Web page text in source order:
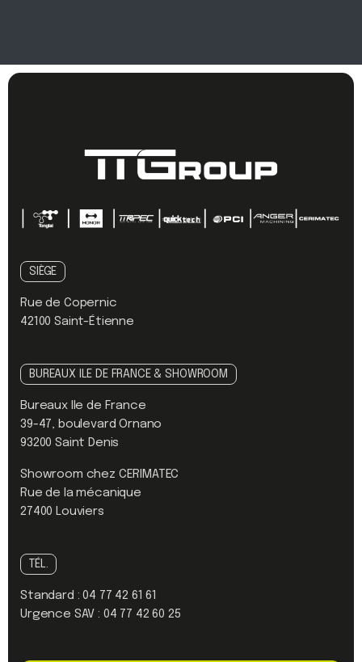
SIÈGE
Rue de Copernic
42100 Saint-Étienne
BUREAUX ILE DE FRANCE & SHOWROOM
Bureaux Ile de France
39-47, boulevard Ornano
93200 Saint Denis
Showroom chez CERIMATEC
Rue de la mécanique
27400 Louviers
TÉL.
Standard : 04 77 42 61 61
Urgence SAV : 04 77 42 60 25